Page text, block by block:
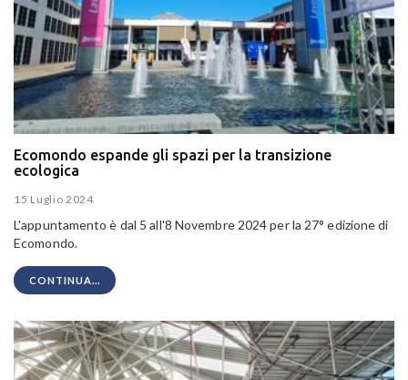
Ecomondo espande gli spazi per la transizione
ecologica
15 Luglio 2024
L'appuntamento è dal 5 all'8 Novembre 2024 per la 27° edizione di
Ecomondo.
CONTINUA...